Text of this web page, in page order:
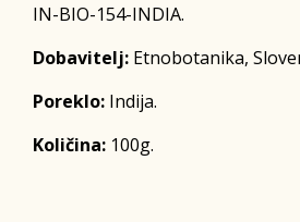
IN-BIO-154-INDIA.
Dobavitelj: Etnobotanika,
Poreklo: Indija.
Količina: 100g.